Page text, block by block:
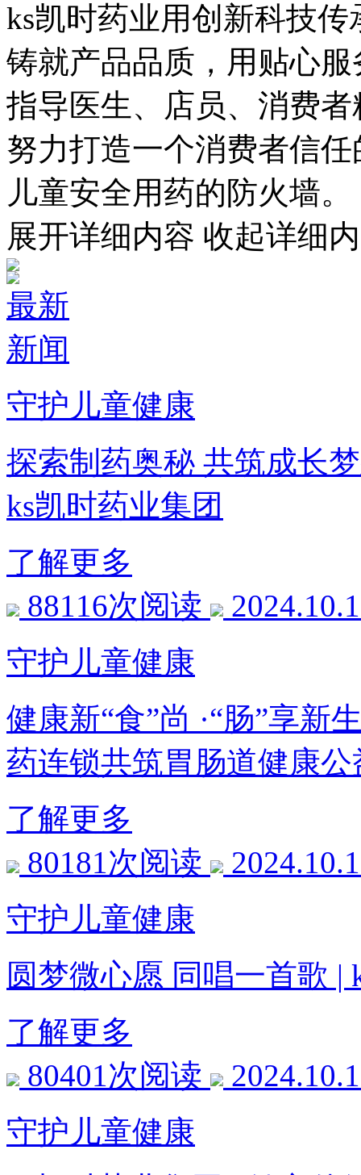
ks凯时药业用创新科技
铸就产品品质，用贴心
指导医生、店员、消费
努力打造一个消费者信
儿童安全用药的防火墙。
展开详细内容 收起详细
最新
新闻
守护儿童健康
探索制药奥秘 共筑成长
ks凯时药业集团
了解更多
88116次阅读
守护儿童健康
健康新“食”尚 ·“肠”享
药连锁共筑胃肠道健康公
了解更多
80181次阅读
守护儿童健康
圆梦微心愿 同唱一首歌 |
了解更多
80401次阅读
守护儿童健康